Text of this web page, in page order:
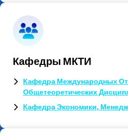
Кафедры МКТИ
Кафедра Международных
Общетеоретических
Кафедра Экономики,